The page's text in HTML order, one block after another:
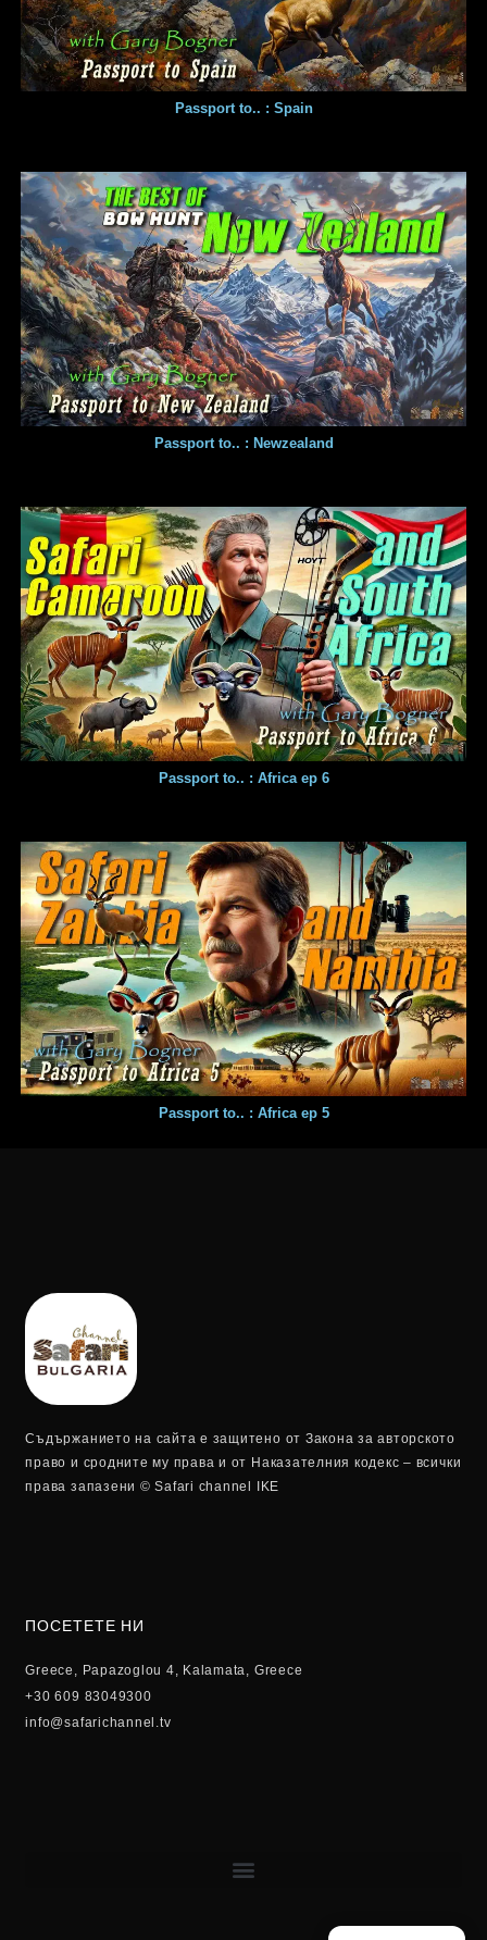
Passport to.. : Spain
Passport to.. : Newzealand
Passport to.. : Africa ep 6
Passport to.. : Africa ep 5
Съдържанието на сайта е защитено от Закона за авторското
право и сродните му права и от Наказателния кодекс – всички
права запазени © Safari channel IKE
ПОСЕТЕТЕ НИ
Greece, Papazoglou 4, Kalamata, Greece
+30 609 83049300
info@safarichannel.tv